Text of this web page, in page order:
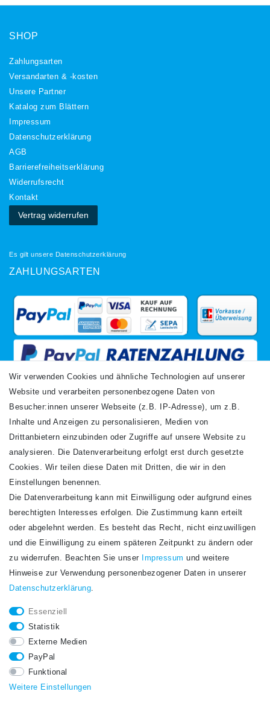
SHOP
Zahlungsarten
Versandarten & -kosten
Unsere Partner
Katalog zum Blättern
Impressum
Daten­schutz­erklärung
AGB
Barrierefreiheitserklärung
Widerrufs­recht
Kontakt
Vertrag widerrufen
Es gilt unsere Datenschutzerklärung
ZAHLUNGSARTEN
VERSANDARTEN
Newsletter
Honig
Hiermit bestätige ich, dass ich dieDaten­schutz­erklärunggelesen habe. Meine
STAY CONNECTED.
Wir verwenden Cookies und ähnliche Technologien auf unserer
Website und verarbeiten personenbezogene Daten von
Besucher:innen unserer Webseite (z.B. IP-Adresse), um z.B.
Inhalte und Anzeigen zu personalisieren, Medien von
Drittanbietern einzubinden oder Zugriffe auf unsere Website zu
analysieren. Die Datenverarbeitung erfolgt erst durch gesetzte
Cookies. Wir teilen diese Daten mit Dritten, die wir in den
Einstellungen benennen.
Die Datenverarbeitung kann mit Einwilligung oder aufgrund eines
berechtigten Interesses erfolgen. Die Zustimmung kann erteilt
oder abgelehnt werden. Es besteht das Recht, nicht einzuwilligen
und die Einwilligung zu einem späteren Zeitpunkt zu ändern oder
zu widerrufen. Beachten Sie unser
Impressum und weitere
Hinweise zur Verwendung personenbezogener Daten in unserer
Daten­schutz­erklärung.
Essenziell
Statistik
Externe Medien
PayPal
Funktional
Weitere Einstellungen